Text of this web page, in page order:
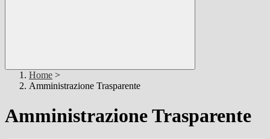
Home >
Amministrazione Trasparente
Amministrazione Trasparente